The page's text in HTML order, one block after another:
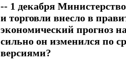
-- 1 декабря
и торговли внесло в
экономический прогноз
сильно он изменился по
версиями?